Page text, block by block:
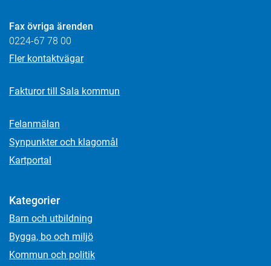
Fax övriga ärenden
0224-67 78 00
Fler kontaktvägar
Fakturor till Sala kommun
Felanmälan
Synpunkter och klagomål
Kartportal
Kategorier
Barn och utbildning
Bygga, bo och miljö
Kommun och politik